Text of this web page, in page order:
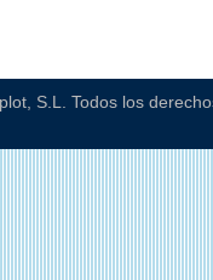
S.L. Todos los